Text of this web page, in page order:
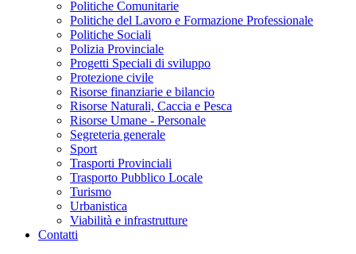
Politiche Comunitarie
Politiche del Lavoro e Formazione Professionale
Politiche Sociali
Polizia Provinciale
Progetti Speciali di sviluppo
Protezione civile
Risorse finanziarie e bilancio
Risorse Naturali, Caccia e Pesca
Risorse Umane - Personale
Segreteria generale
Sport
Trasporti Provinciali
Trasporto Pubblico Locale
Turismo
Urbanistica
Viabilità e infrastrutture
Contatti